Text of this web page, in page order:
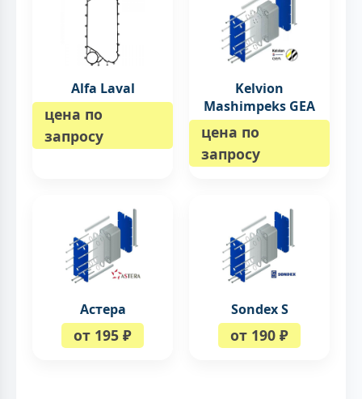
Alfa Laval
цена по
запросу
Kelvion
Mashimpeks GEA
цена по
запросу
Астера
от 195 ₽
Sondex S
от 190 ₽